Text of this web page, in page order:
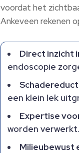
voordat het
Ankeveen rekenen
Direct inzicht
endoscopie
een klein lek
Expertise
worden verwerkt.​
Milieubewust